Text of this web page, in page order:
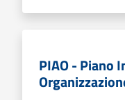
PIAO - Piano